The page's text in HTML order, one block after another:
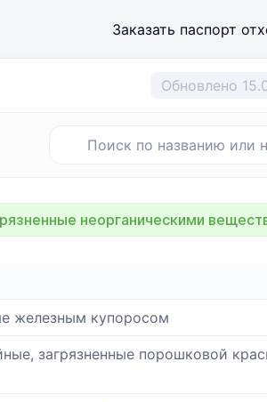
Заказать паспорт
Обновлено
неорганическими
железным купоросом
загрязненные порошковой